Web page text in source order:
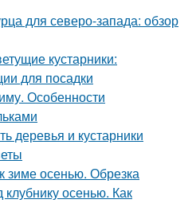
для северо-запада: обзор
кустарники:
для посадки
Особенности
деревья и кустарники
зиме осенью. Обрезка
клубнику осенью. Как